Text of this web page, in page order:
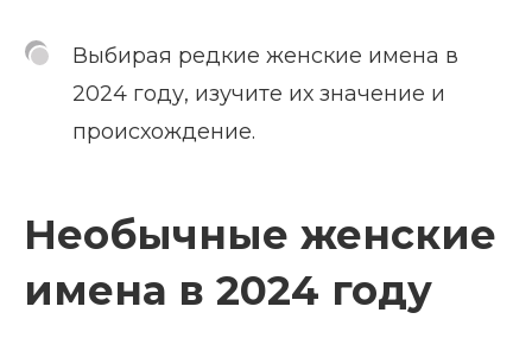
Выбирая редкие женские имена в
2024 году, изучите их значение и
происхождение.
Необычные женские
имена в 2024 году